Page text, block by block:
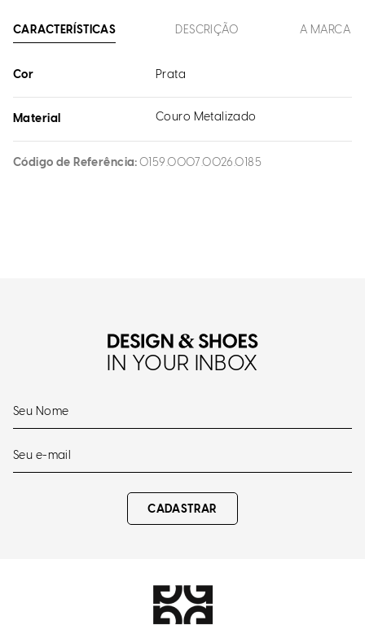
CARACTERÍSTICAS DESCRIÇÃO A MARCA
Cor Prata
Material Couro Metalizado
Código de Referência 0159.0007.0026.0185
IN YOUR INBOX
CADASTRAR